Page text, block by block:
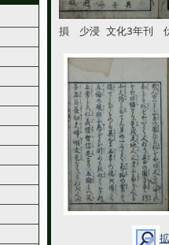
損 少浸 文化3年刊